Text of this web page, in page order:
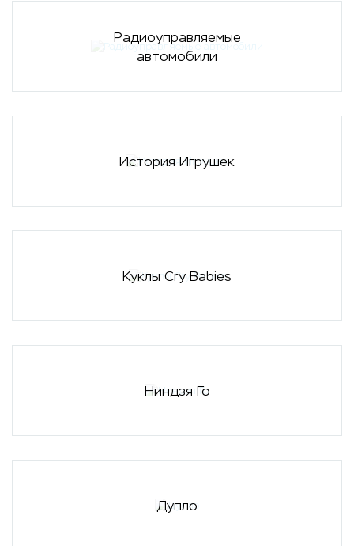
Радиоуправляемые
автомобили
История Игрушек
Куклы Cry Babies
Ниндзя Го
Дупло